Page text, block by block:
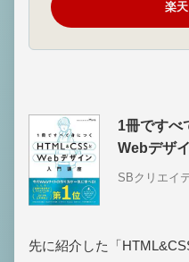
楽
1冊ですべ
Webデザ
SBクリエイ
先に紹介した「